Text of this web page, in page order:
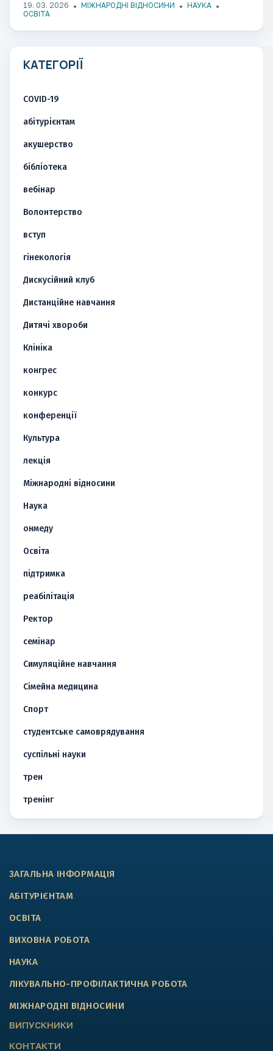
19. 03. 2026 МІЖНАРОДНІ ВІДНОСИНИ
НАУКА
ОСВІТА
КАТЕГОРІЇ
COVID-19
абітурієнтам
акушерство
бібліотека
вебінар
Волонтерство
вступ
гінекологія
Дискусійний клуб
Дистанційне навчання
Дитячі хвороби
Клініка
конгрес
конкурс
конференції
Культура
лекція
Міжнародні відносини
Наука
онмеду
Освіта
підтримка
реабілітація
Ректор
семінар
Симуляційне навчання
Сімейна медицина
Спорт
студентське самоврядування
суспільні науки
трен
тренінг
ЗАГАЛЬНА ІНФОРМАЦІЯ
АБІТУРІЄНТАМ
ОСВІТА
ВИХОВНА РОБОТА
НАУКА
ЛІКУВАЛЬНО-ПРОФІЛАКТИЧНА РОБОТА
МІЖНАРОДНІ ВІДНОСИНИ
ВИПУСКНИКИ
КОНТАКТИ